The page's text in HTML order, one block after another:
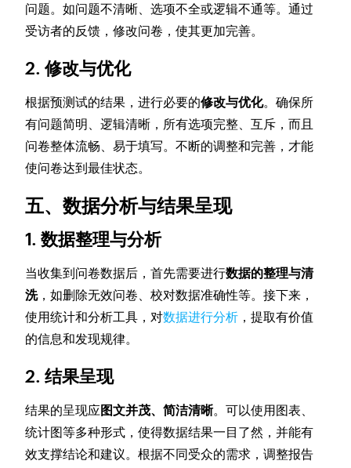
问题。如问题不清晰、选项不全或逻辑不通等。通过
受访者的反馈，修改问卷，使其更加完善。
2. 修改与优化
根据预测试的结果，进行必要的修改与优化。确保所
有问题简明、逻辑清晰，所有选项完整、互斥，而且
问卷整体流畅、易于填写。不断的调整和完善，才能
使问卷达到最佳状态。
五、数据分析与结果呈现
1. 数据整理与分析
当收集到问卷数据后，首先需要进行数据的整理与清
洗，如删除无效问卷、校对数据准确性等。接下来，
使用统计和分析工具，对数据进行分析 ，提取有价值
的信息和发现规律。
2. 结果呈现
结果的呈现应图文并茂、简洁清晰。可以使用图表、
统计图等多种形式，使得数据结果一目了然，并能有
效支撑结论和建议。根据不同受众的需求，调整报告